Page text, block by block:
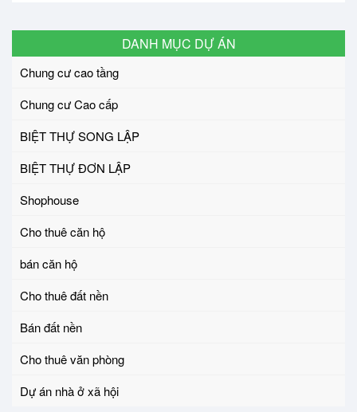
DANH MỤC DỰ ÁN
Chung cư cao tầng
Chung cư Cao cấp
BIỆT THỰ SONG LẬP
BIỆT THỰ ĐƠN LẬP
Shophouse
Cho thuê căn hộ
bán căn hộ
Cho thuê đất nền
Bán đất nền
Cho thuê văn phòng
Dự án nhà ở xã hội